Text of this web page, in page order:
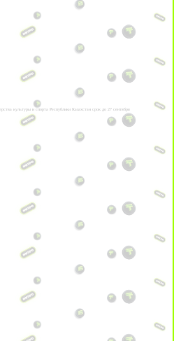
культуры и спорта Республики Казахстан срок до 27 сентября